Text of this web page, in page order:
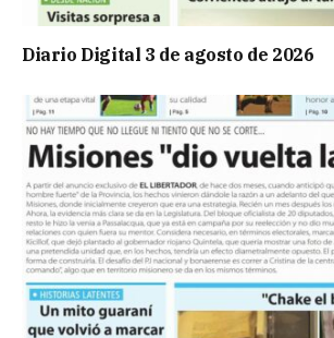
Diario Digital 3 de agosto de 2026